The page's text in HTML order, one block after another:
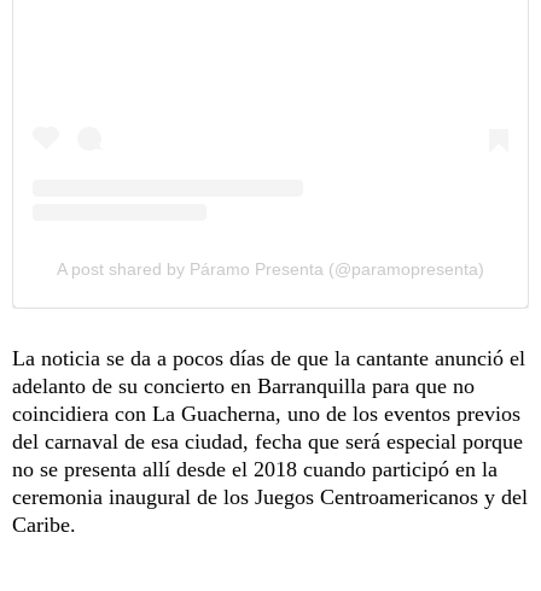
A post shared by Páramo Presenta (@paramopresenta)
La noticia se da a pocos días de que la cantante anunció el
adelanto de su concierto en Barranquilla para que no
coincidiera con La Guacherna, uno de los eventos previos
del carnaval de esa ciudad, fecha que será especial porque
no se presenta allí desde el 2018 cuando participó en la
ceremonia inaugural de los Juegos Centroamericanos y del
Caribe.